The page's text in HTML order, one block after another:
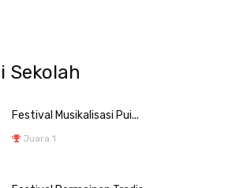
Sekolah
Festival Musikalisasi Pui...
Juara 1